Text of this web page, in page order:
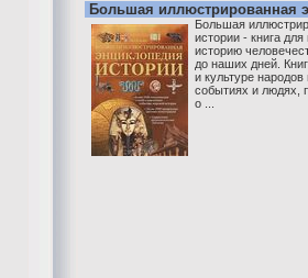
Большая иллюстрированная
Большая
истории - книга
историю
до наших дней.
и культуре
событиях и людях,
о ...